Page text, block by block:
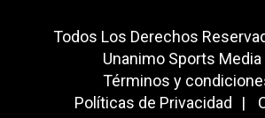
Todos Los Derechos
Unanimo Sports Media
Términos y
Políticas de Privacidad